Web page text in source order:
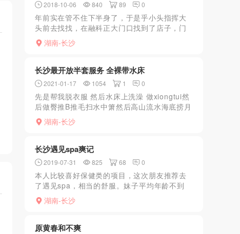
2018-10-06 840 89 0
年前实在管不住下半身了，于是乎小头指挥大
头前去找找，在融科正大门口找到了店子，门
口进去下了负一楼，感觉不是很好，有点潮潮
的霉气，进入以后直接和小哥说找个服务好
湖南-长沙
长沙最开放半套服务 全裸带水床
2021-01-17 1054 1 0
先是帮我脱衣服 然后水床上洗澡 做xiongtui然
后做臀推B推毛扫水中箫然后高山流水海底捞月
dulongkbxiongtui服务都是非常棒的体验，也
是非常好的。在长沙这么久了，第...
湖南-长沙
长沙遇见spa爽记
2019-07-31 825 68 0
本人比较喜好保健类的项目，这次朋友推荐去
了遇见spa，相当的舒服。妹子平均年龄不到
25，几个高质量妹子都是20岁左右的。重点推
荐490号，肤白貌美大长腿，长得很高级，有种
湖南-长沙
原黄春和不爽